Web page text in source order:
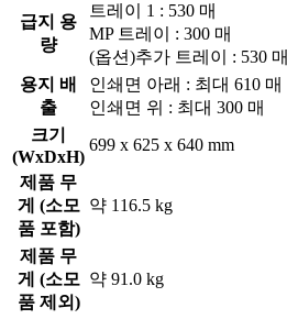
급지 용
량
트레이 1 : 530 매
MP 트레이 : 300 매
(옵션)추가 트레이 : 530 매
용지 배
출
인쇄면 아래 : 최대 610 매
인쇄면 위 : 최대 300 매
크기
(WxDxH)
699 x 625 x 640 mm
제품 무
게 (소모
품 포함)
약 116.5 kg
제품 무
게 (소모
품 제외)
약 91.0 kg